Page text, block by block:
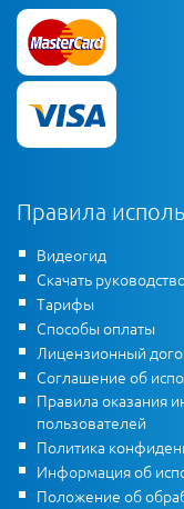
Правила
Видеогид
Скачать
Тарифы
Способы оплаты
Лицензионный
Соглашение об
Правила оказания
пользователей
Политика
Информация об
Положение об